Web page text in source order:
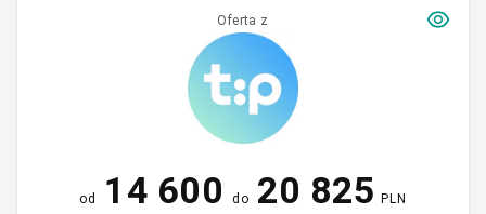
Oferta z
od 14 600 do 20 825 PLN